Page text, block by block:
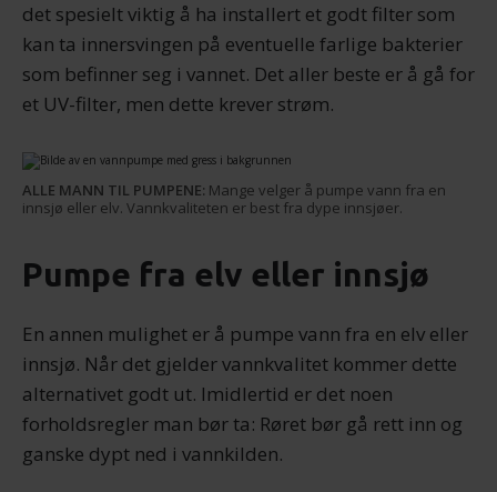
det spesielt viktig å ha installert et godt filter som
kan ta innersvingen på eventuelle farlige bakterier
som befinner seg i vannet. Det aller beste er å gå for
et UV-filter, men dette krever strøm.
ALLE MANN TIL PUMPENE: Mange velger å pumpe vann fra en
innsjø eller elv. Vannkvaliteten er best fra dype innsjøer.
Pumpe fra elv eller innsjø
En annen mulighet er å pumpe vann fra en elv eller
innsjø. Når det gjelder vannkvalitet kommer dette
alternativet godt ut. Imidlertid er det noen
forholdsregler man bør ta: Røret bør gå rett inn og
ganske dypt ned i vannkilden.